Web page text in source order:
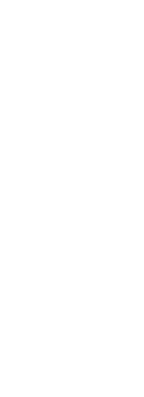
negaron además al
«con ánimo de
a otra de la
Al intentar zafarse
según el relato de
tono», besando a
otra joven, tras lo
Para la condena, el
primera
ello «obtenga
«Es cierto que la
prácticamente. El
resta credibilidad,
un ataque a su
absolutamente
concretando que lo